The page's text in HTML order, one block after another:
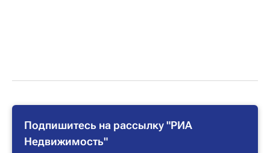
Подпишитесь на рассылку "РИА
Недвижимость"